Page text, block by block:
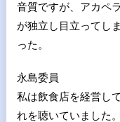
音質ですが、アカペ
が独立し目立ってし
った。
永島委員
私は飲食店を経営し
れを聴いていました